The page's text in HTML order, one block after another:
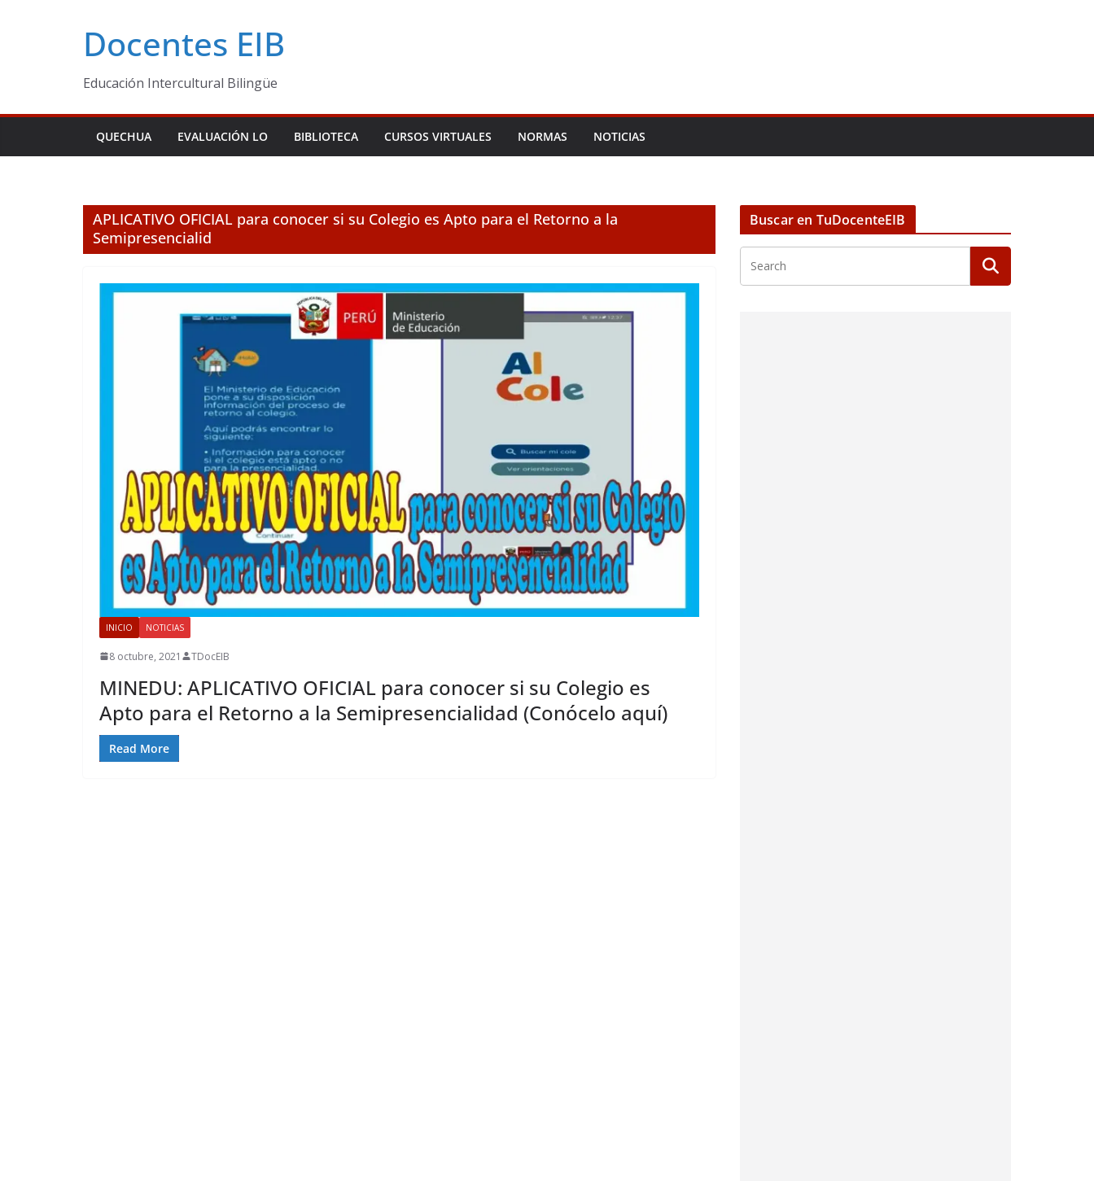
Docentes EIB
Educación Intercultural Bilingüe
QUECHUA EVALUACIÓN LO BIBLIOTECA CURSOS VIRTUALES NORMAS NOTICIAS
APLICATIVO OFICIAL para conocer si su Colegio es Apto para el Retorno a la
Semipresencialid
INICIO NOTICIAS
8 octubre, 2021 TDocEIB
MINEDU: APLICATIVO OFICIAL para conocer si su Colegio es
Apto para el Retorno a la Semipresencialidad (Conócelo aquí)
Read More
Buscar en TuDocenteEIB